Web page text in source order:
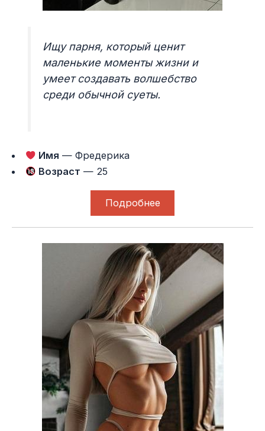
Ищу парня, который ценит
маленькие моменты жизни и
умеет создавать волшебство
среди обычной суеты.
Имя — Фредерика
Возраст — 25
Подробнее